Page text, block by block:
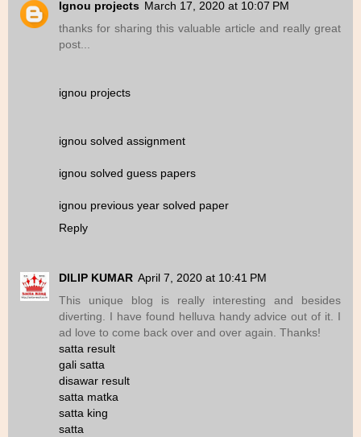
Ignou projects March 17, 2020 at 10:07 PM
thanks for sharing this valuable article and really great
post...
ignou projects
ignou solved assignment
ignou solved guess papers
ignou previous year solved paper
Reply
DILIP KUMAR April 7, 2020 at 10:41 PM
This unique blog is really interesting and besides
diverting. I have found helluva handy advice out of it. I
ad love to come back over and over again. Thanks!
satta result
gali satta
disawar result
satta matka
satta king
satta